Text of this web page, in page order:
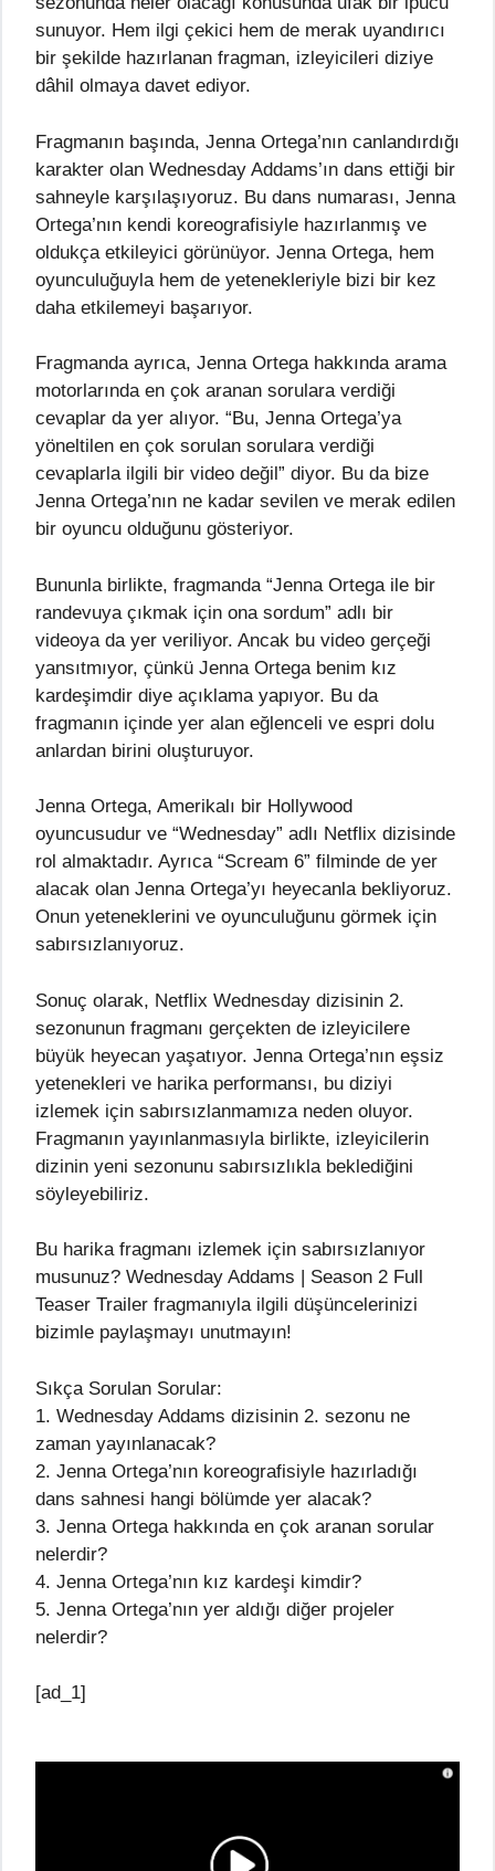
sunuyor. Hem ilgi çekici hem de merak uyandırıcı
bir şekilde hazırlanan fragman, izleyicileri diziye
dâhil olmaya davet ediyor.
Fragmanın başında, Jenna Ortega’nın canlandırdığı
karakter olan Wednesday Addams’ın dans ettiği bir
sahneyle karşılaşıyoruz. Bu dans numarası, Jenna
Ortega’nın kendi koreografisiyle hazırlanmış ve
oldukça etkileyici görünüyor. Jenna Ortega, hem
oyunculuğuyla hem de yetenekleriyle bizi bir kez
daha etkilemeyi başarıyor.
Fragmanda ayrıca, Jenna Ortega hakkında arama
motorlarında en çok aranan sorulara verdiği
cevaplar da yer alıyor. “Bu, Jenna Ortega’ya
yöneltilen en çok sorulan sorulara verdiği
cevaplarla ilgili bir video değil” diyor. Bu da bize
Jenna Ortega’nın ne kadar sevilen ve merak edilen
bir oyuncu olduğunu gösteriyor.
Bununla birlikte, fragmanda “Jenna Ortega ile bir
randevuya çıkmak için ona sordum” adlı bir
videoya da yer veriliyor. Ancak bu video gerçeği
yansıtmıyor, çünkü Jenna Ortega benim kız
kardeşimdir diye açıklama yapıyor. Bu da
fragmanın içinde yer alan eğlenceli ve espri dolu
anlardan birini oluşturuyor.
Jenna Ortega, Amerikalı bir Hollywood
oyuncusudur ve “Wednesday” adlı Netflix dizisinde
rol almaktadır. Ayrıca “Scream 6” filminde de yer
alacak olan Jenna Ortega’yı heyecanla bekliyoruz.
Onun yeteneklerini ve oyunculuğunu görmek için
sabırsızlanıyoruz.
Sonuç olarak, Netflix Wednesday dizisinin 2.
sezonunun fragmanı gerçekten de izleyicilere
büyük heyecan yaşatıyor. Jenna Ortega’nın eşsiz
yetenekleri ve harika performansı, bu diziyi
izlemek için sabırsızlanmamıza neden oluyor.
Fragmanın yayınlanmasıyla birlikte, izleyicilerin
dizinin yeni sezonunu sabırsızlıkla beklediğini
söyleyebiliriz.
Bu harika fragmanı izlemek için sabırsızlanıyor
musunuz? Wednesday Addams | Season 2 Full
Teaser Trailer fragmanıyla ilgili düşüncelerinizi
bizimle paylaşmayı unutmayın!
Sıkça Sorulan Sorular:
1. Wednesday Addams dizisinin 2. sezonu ne
zaman yayınlanacak?
2. Jenna Ortega’nın koreografisiyle hazırladığı
dans sahnesi hangi bölümde yer alacak?
3. Jenna Ortega hakkında en çok aranan sorular
nelerdir?
4. Jenna Ortega’nın kız kardeşi kimdir?
5. Jenna Ortega’nın yer aldığı diğer projeler
nelerdir?
[ad_1]